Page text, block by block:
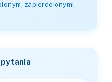
zapierdolonymi,